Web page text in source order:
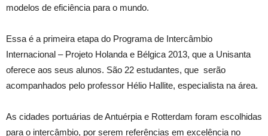
modelos de eficiência para o mundo.
Essa é a primeira etapa do Programa de Intercâmbio
Internacional – Projeto Holanda e Bélgica 2013, que a Unisanta
oferece aos seus alunos. São 22 estudantes, que serão
acompanhados pelo professor Hélio Hallite, especialista na área.
As cidades portuárias de Antuérpia e Rotterdam foram escolhidas
para o intercâmbio, por serem referências em excelência no